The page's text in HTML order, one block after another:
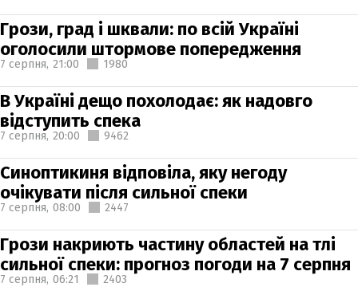
Грози, град і шквали: по всій Україні
оголосили штормове попередження
7 серпня, 21:00 1980
В Україні дещо похолодає: як надовго
відступить спека
7 серпня, 20:00 9462
Синоптикиня відповіла, яку негоду
очікувати після сильної спеки
7 серпня, 08:00 2447
Грози накриють частину областей на тлі
сильної спеки: прогноз погоди на 7 серпня
7 серпня, 06:21 2403